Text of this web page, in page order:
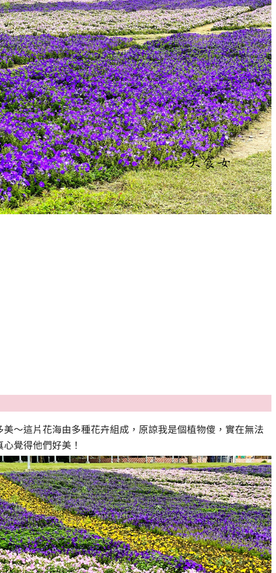
～這片花海由多種花卉組成，原諒我是個植物傻，實在無法
覺得他們好美！